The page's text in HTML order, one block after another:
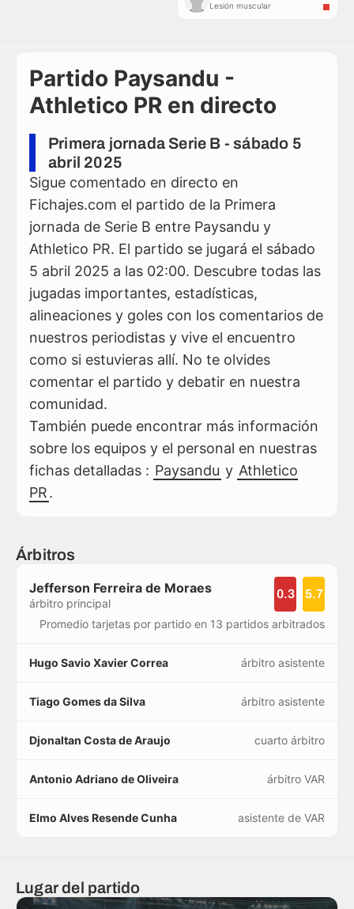
Lesión muscular
Partido Paysandu -
Athletico PR en directo
Primera jornada Serie B - sábado 5
abril 2025
Sigue comentado en directo en
Fichajes.com el partido de la Primera
jornada de Serie B entre Paysandu y
Athletico PR. El partido se jugará el sábado
5 abril 2025 a las 02:00. Descubre todas las
jugadas importantes, estadísticas,
alineaciones y goles con los comentarios de
nuestros periodistas y vive el encuentro
como si estuvieras allí. No te olvides
comentar el partido y debatir en nuestra
comunidad.
También puede encontrar más información
sobre los equipos y el personal en nuestras
fichas detalladas : Paysandu y Athletico
PR.
Árbitros
Jefferson Ferreira de Moraes
árbitro principal
0.3 5.7
Promedio tarjetas por partido en 13 partidos arbitrados
Hugo Savio Xavier Correa árbitro asistente
Tiago Gomes da Silva árbitro asistente
Djonaltan Costa de Araujo cuarto árbitro
Antonio Adriano de Oliveira árbitro VAR
Elmo Alves Resende Cunha asistente de VAR
Lugar del partido